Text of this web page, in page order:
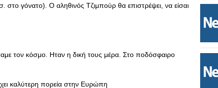
γόνατο). Ο αληθινός Τζιμπούρ θα επιστρέψει, να είσαι
τον κόσμο. Ηταν η δική τους μέρα. Στο ποδόσφαιρο
καλύτερη πορεία στην Ευρώπη